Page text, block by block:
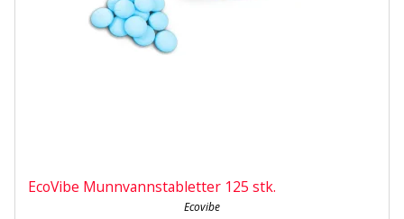
EcoVibe Munnvannstabletter 125 stk.
Ecovibe